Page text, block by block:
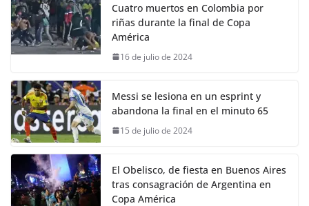
Cuatro muertos en Colombia por
riñas durante la final de Copa
América
16 de julio de 2024
Messi se lesiona en un esprint y
abandona la final en el minuto 65
15 de julio de 2024
El Obelisco, de fiesta en Buenos Aires
tras consagración de Argentina en
Copa América